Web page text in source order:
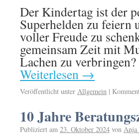
Der Kindertag ist der
Superhelden zu feiern
voller Freude zu
gemeinsam Zeit mit
Lachen zu
Weiterlesen →
Veröffentlicht unter Allgemein |
10 Jahre
Publiziert am 23. Oktober 2024 von Anja